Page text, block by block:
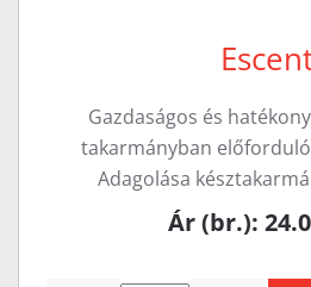
Gazdaságos és
takarmányban
Adagolása
Ár (br.):